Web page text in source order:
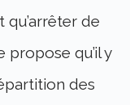
de
propose qu’il y
des